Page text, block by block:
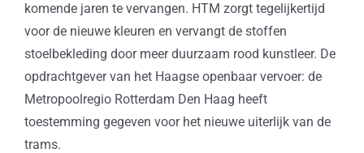
komende jaren te vervangen. HTM zorgt tegelijkertijd
voor de nieuwe kleuren en vervangt de stoffen
stoelbekleding door meer duurzaam rood kunstleer. De
opdrachtgever van het Haagse openbaar vervoer: de
Metropoolregio Rotterdam Den Haag heeft
toestemming gegeven voor het nieuwe uiterlijk van de
trams.